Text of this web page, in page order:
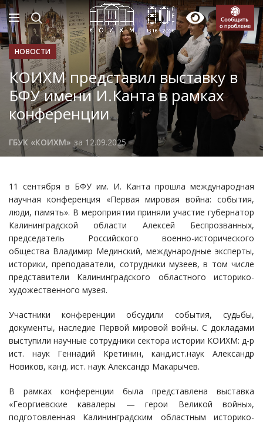
НОВОСТИ
КОИХМ представил выставку в
БФУ имени И.Канта в рамках
конференции
ГБУК «КОИХМ» за 12.09.2025
11 сентября в БФУ им. И. Канта прошла международная
научная конференция «Первая мировая война: события,
люди, память». В мероприятии приняли участие губернатор
Калининградской области Алексей Беспрозванных,
председатель Российского военно-исторического
общества Владимир Мединский, международные эксперты,
историки, преподаватели, сотрудники музеев, в том числе
представители Калининградского областного историко-
художественного музея.
Участники конференции обсудили события, судьбы,
документы, наследие Первой мировой войны. С докладами
выступили научные сотрудники сектора истории КОИХМ: д-р
ист. наук Геннадий Кретинин, канд.ист.наук Александр
Новиков, канд. ист. наук Александр Макарычев.
В рамках конференции была представлена выставка
«Георгиевские кавалеры — герои Великой войны»,
подготовленная Калининградским областным историко-